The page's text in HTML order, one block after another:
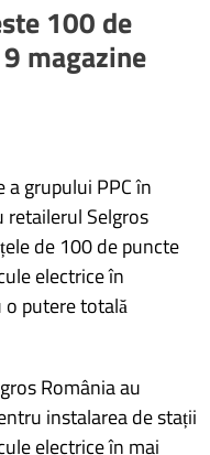
100 de
magazine
a grupului PPC în
retailerul Selgros
de 100 de puncte
electrice în
o putere totală
România au
instalarea de stații
electrice în mai